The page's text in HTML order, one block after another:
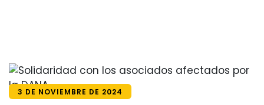
3 DE NOVIEMBRE DE 2024